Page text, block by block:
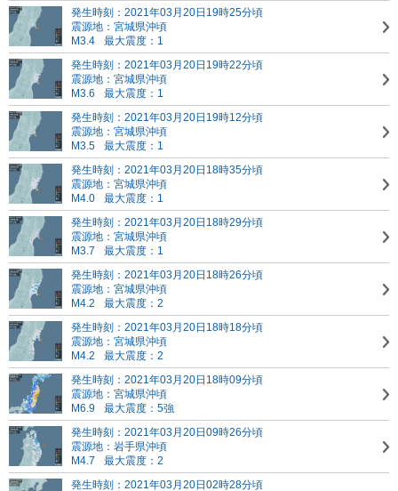
発生時刻：2021年03月20日19時25分頃
震源地：宮城県沖頃
M3.4
最大震度：1
発生時刻：2021年03月20日19時22分頃
震源地：宮城県沖頃
M3.6
最大震度：1
発生時刻：2021年03月20日19時12分頃
震源地：宮城県沖頃
M3.5
最大震度：1
発生時刻：2021年03月20日18時35分頃
震源地：宮城県沖頃
M4.0
最大震度：1
発生時刻：2021年03月20日18時29分頃
震源地：宮城県沖頃
M3.7
最大震度：1
発生時刻：2021年03月20日18時26分頃
震源地：宮城県沖頃
M4.2
最大震度：2
発生時刻：2021年03月20日18時18分頃
震源地：宮城県沖頃
M4.2
最大震度：2
発生時刻：2021年03月20日18時09分頃
震源地：宮城県沖頃
M6.9
最大震度：5強
発生時刻：2021年03月20日09時26分頃
震源地：岩手県沖頃
M4.7
最大震度：2
発生時刻：2021年03月20日02時28分頃